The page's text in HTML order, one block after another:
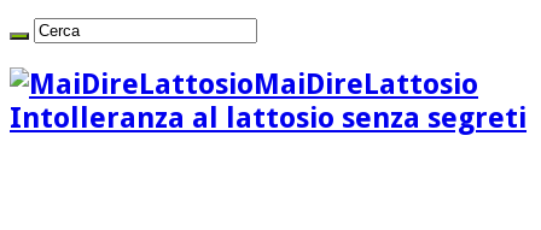
MaiDireLattosio
Intolleranza al lattosio senza segreti